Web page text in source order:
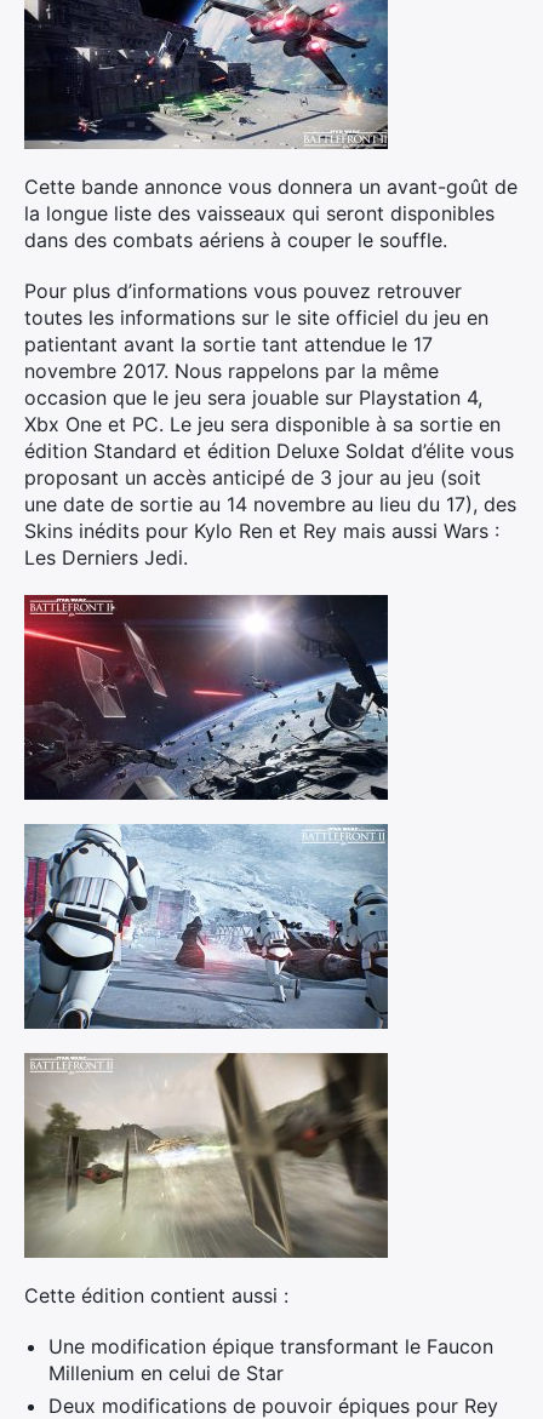
Cette bande annonce vous donnera un avant-goût de
la longue liste des vaisseaux qui seront disponibles
dans des combats aériens à couper le souffle.
Pour plus d’informations vous pouvez retrouver
toutes les informations sur le site officiel du jeu en
patientant avant la sortie tant attendue le 17
novembre 2017. Nous rappelons par la même
occasion que le jeu sera jouable sur Playstation 4,
Xbx One et PC. Le jeu sera disponible à sa sortie en
édition Standard et édition Deluxe Soldat d’élite vous
proposant un accès anticipé de 3 jour au jeu (soit
une date de sortie au 14 novembre au lieu du 17), des
Skins inédits pour Kylo Ren et Rey mais aussi Wars :
Les Derniers Jedi.
Cette édition contient aussi :
Une modification épique transformant le Faucon
Millenium en celui de Star
Deux modifications de pouvoir épiques pour Rey